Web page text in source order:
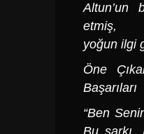
Altun’un
etmiş,
yoğun ilgi
Öne
Başarıları
“Ben
Bu şarkı,